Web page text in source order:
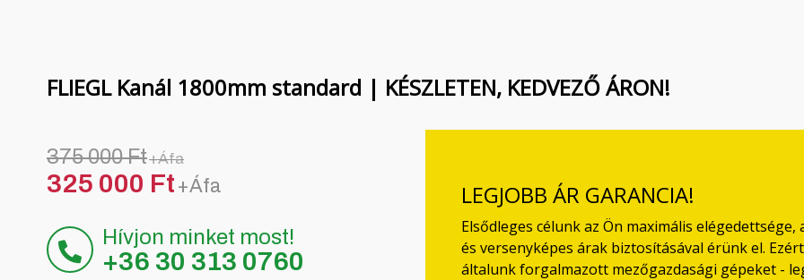
FLIEGL Kanál 1800mm standard | KÉSZLETEN, KEDVEZŐ ÁRON!
375 000 Ft+Áfa
325 000 Ft +Áfa
Hívjon minket most!
+36 30 313 0760
LEGJOBB ÁR GARANCIA!
Elsődleges célunk az Ön maximális
és versenyképes árak biztosításával érünk el.
általunk forgalmazott mezőgazdasági gépeket -